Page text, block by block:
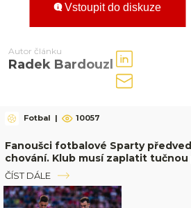
Vstoupit do diskuze
Autor článku
Radek Bardouzl
Fotbal | 10057
Fanoušci fotbalové Sparty
chování. Klub musí zaplatit
ČÍST DÁLE